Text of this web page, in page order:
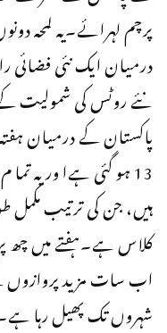
پرچم لہرائے۔یہ لمحہ
درمیان ایک نئی فضائی
نئے روٹس کی شمولیت
کلاس ہے۔ہفتے میں چھ
اب سات مزید
شہروں تک پھیل رہا